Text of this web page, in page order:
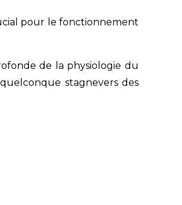
pour le fonctionnement
de la physiologie du
stagnevers des